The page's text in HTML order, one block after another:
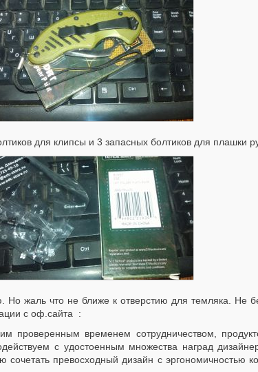
для клипсы и 3 запасных болтиков для плашки
Но жаль что не ближе к отверстию для темляка. Не
с оф.сайта :
проверенным временем сотрудничеством,
с удостоенным множества наград
превосходный дизайн с эргономичностью